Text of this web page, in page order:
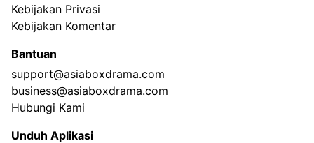
Kebijakan Privasi
Kebijakan Komentar
Bantuan
support@asiaboxdrama.com
business@asiaboxdrama.com
Hubungi Kami
Unduh Aplikasi